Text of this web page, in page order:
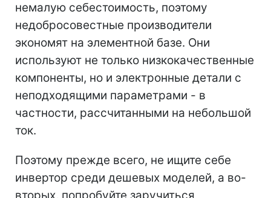
немалую себестоимость, поэтому
недобросовестные производители
экономят на элементной базе. Они
используют не только низкокачественные
компоненты, но и электронные детали с
неподходящими параметрами - в
частности, рассчитанными на небольшой
ток.
Поэтому прежде всего, не ищите себе
инвертор среди дешевых моделей, а во-